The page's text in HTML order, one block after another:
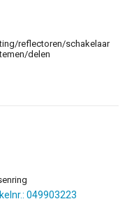
reflectoren/schakelaar
delen
049903223